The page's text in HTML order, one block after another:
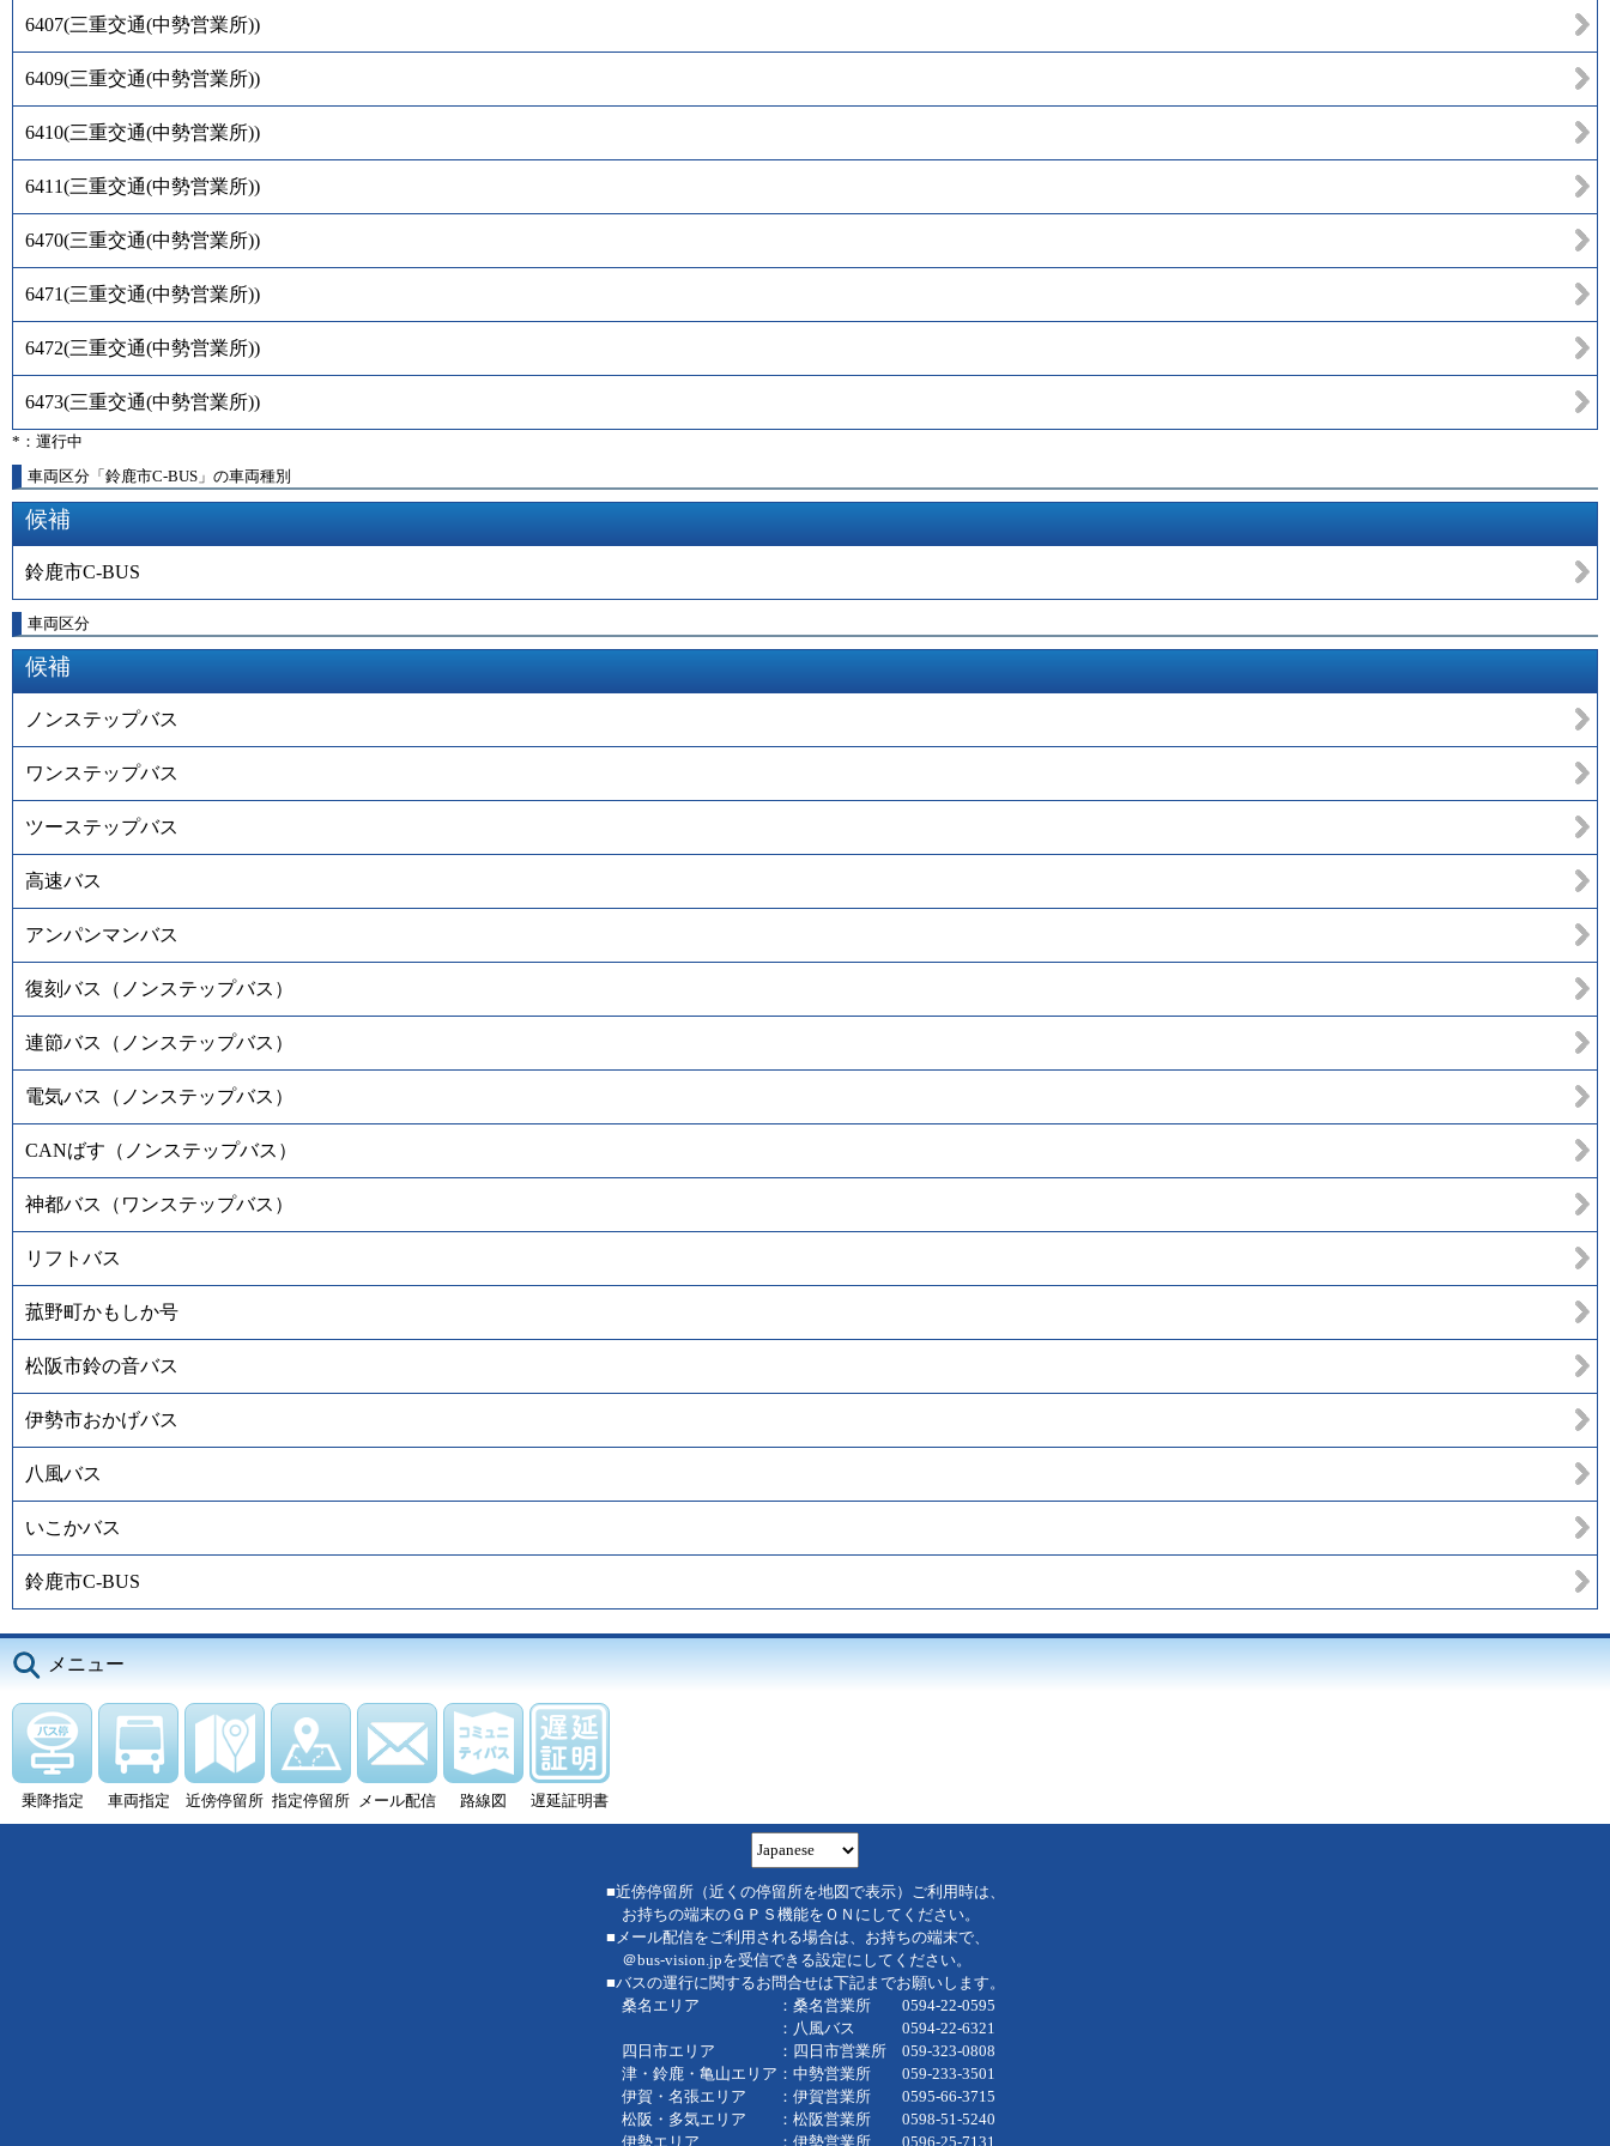
6407(三重交通(中勢営業所))
6409(三重交通(中勢営業所))
6410(三重交通(中勢営業所))
6411(三重交通(中勢営業所))
6470(三重交通(中勢営業所))
6471(三重交通(中勢営業所))
6472(三重交通(中勢営業所))
6473(三重交通(中勢営業所))
*：運行中
車両区分「鈴鹿市C-BUS」の車両種別
候補
鈴鹿市C-BUS
車両区分
候補
ノンステップバス
ワンステップバス
ツーステップバス
高速バス
アンパンマンバス
復刻バス（ノンステップバス）
連節バス（ノンステップバス）
電気バス（ノンステップバス）
CANばす（ノンステップバス）
神都バス（ワンステップバス）
リフトバス
菰野町かもしか号
松阪市鈴の音バス
伊勢市おかげバス
八風バス
いこかバス
鈴鹿市C-BUS
メニュー
乗降指定 車両指定 近傍停留所 指定停留所 メール配信 路線図 遅延証明書
■近傍停留所（近くの停留所を地図で表示）ご利用時は、
お持ちの端末のＧＰＳ機能をＯＮにしてください。
■メール配信をご利用される場合は、お持ちの端末で、
＠bus-vision.jpを受信できる設定にしてください。
■バスの運行に関するお問合せは下記までお願いします。
桑名エリア ：桑名営業所 0594-22-0595
：八風バス 0594-22-6321
四日市エリア ：四日市営業所 059-323-0808
津・鈴鹿・亀山エリア：中勢営業所 059-233-3501
伊賀・名張エリア ：伊賀営業所 0595-66-3715
松阪・多気エリア ：松阪営業所 0598-51-5240
伊勢エリア ：伊勢営業所 0596-25-7131